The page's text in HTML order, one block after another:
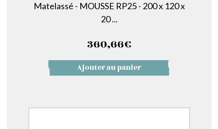
Matelassé - MOUSSE RP25 - 200 x 120 x
20 ...
360,66€
Ajouter au panier